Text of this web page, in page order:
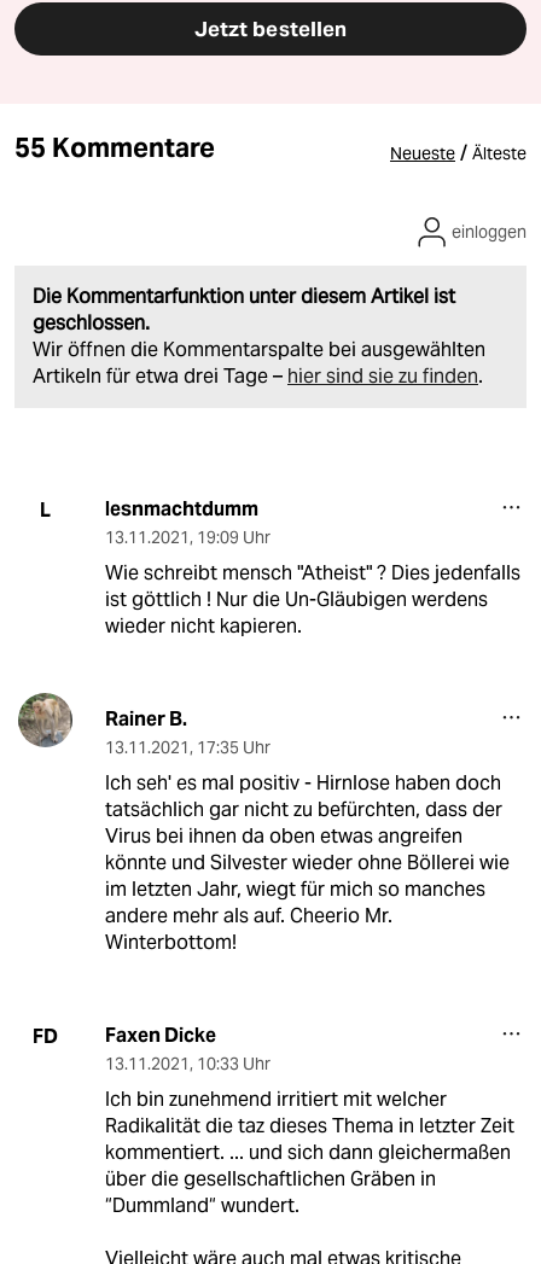
Jetzt bestellen
55 Kommentare Neueste / Älteste
Die Kommentarfunktion unter diesem Artikel ist
geschlossen.
Wir öffnen die Kommentarspalte bei ausgewählten
Artikeln für etwa drei Tage – hier sind sie zu finden.
einloggen
L lesnmachtdumm
13.11.2021, 19:09 Uhr
Wie schreibt mensch "Atheist" ? Dies jedenfalls
ist göttlich ! Nur die Un-Gläubigen werdens
wieder nicht kapieren.
Rainer B.
13.11.2021, 17:35 Uhr
Ich seh' es mal positiv - Hirnlose haben doch
tatsächlich gar nicht zu befürchten, dass der
Virus bei ihnen da oben etwas angreifen
könnte und Silvester wieder ohne Böllerei wie
im letzten Jahr, wiegt für mich so manches
andere mehr als auf. Cheerio Mr.
Winterbottom!
FD Faxen Dicke
13.11.2021, 10:33 Uhr
Ich bin zunehmend irritiert mit welcher
Radikalität die taz dieses Thema in letzter Zeit
kommentiert. ... und sich dann gleichermaßen
über die gesellschaftlichen Gräben in
“Dummland“ wundert.